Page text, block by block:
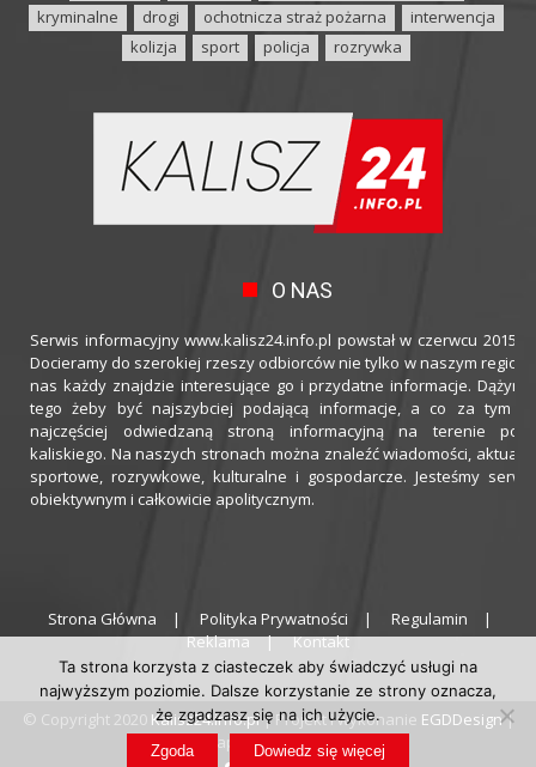
kryminalne
drogi ochotnicza straż pożarna
interwencja
kolizja
sport policja rozrywka
O NAS
Serwis informacyjny www.kalisz24.info.pl powstał w czerwcu 2015
Docieramy do szerokiej rzeszy odbiorców nie tylko w naszym
nas każdy znajdzie interesujące go i przydatne informacje.
tego żeby być najszybciej podającą informacje, a co za tym
najczęściej odwiedzaną stroną informacyjną na terenie
kaliskiego. Na naszych stronach można znaleźć wiadomości,
sportowe, rozrywkowe, kulturalne i gospodarcze. Jesteśmy
obiektywnym i całkowicie apolitycznym.
Strona Główna Polityka Prywatności
Regulamin
Reklama
Kontakt
© Copyright 2020 Kalisz24.info.pl| Projekt i wykonanie EGDDesign|
Hosting zapewnia thecamels.org
Ta strona korzysta z ciasteczek aby świadczyć usługi na
najwyższym poziomie. Dalsze korzystanie ze strony oznacza,
że zgadzasz się na ich użycie.
Zgoda Dowiedz się więcej